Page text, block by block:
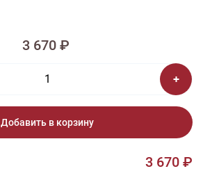
3 670 ₽
Добавить в корзину
3 670 ₽